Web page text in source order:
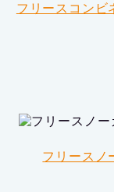
フリースコンビ
フリースノ